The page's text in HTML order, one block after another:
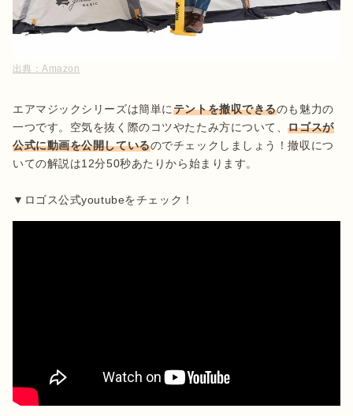
出典：Amazon
エアマジックシリーズは簡単にテントを撤収できるのも魅力の
一つです。空気を抜く際のコツやたたみ方について、ロゴスが
公式に動画を公開しているのでチェックしましょう！撤収につ
いての解説は12分50秒あたりから始まります。
▼ロゴス公式youtubeをチェック！